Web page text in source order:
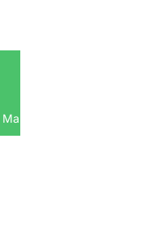
Express à